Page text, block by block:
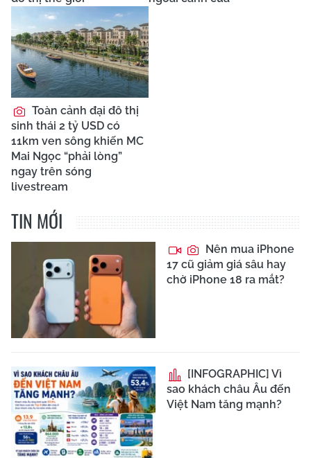
Toàn cảnh đại đô thị
sinh thái 2 tỷ USD có
11km ven sông khiến MC
Mai Ngọc “phải lòng”
ngay trên sóng
livestream
TIN MỚI
Nên mua iPhone
17 cũ giảm giá sâu hay
chờ iPhone 18 ra mắt?
[INFOGRAPHIC] Vì
sao khách châu Âu đến
Việt Nam tăng mạnh?